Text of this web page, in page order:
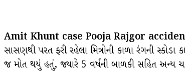
Amit Khunt case Pooja Rajgor
સાસણથી પરત ફરી રહેલા મિત્રોની કાળા રંગની
જ મોત થયું હતું, જ્યારે 5 વર્ષની બાળકી સહિત અન્ય